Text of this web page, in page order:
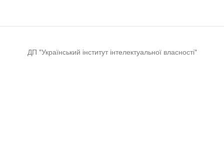
ДП "Український інститут інтелектуальної власності"